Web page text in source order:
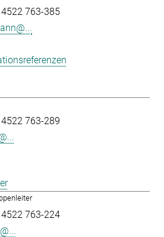
763-385
763-289
763-224